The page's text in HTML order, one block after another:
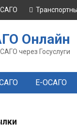
Онлайн
через Госуслуги
Е-ОСАГО